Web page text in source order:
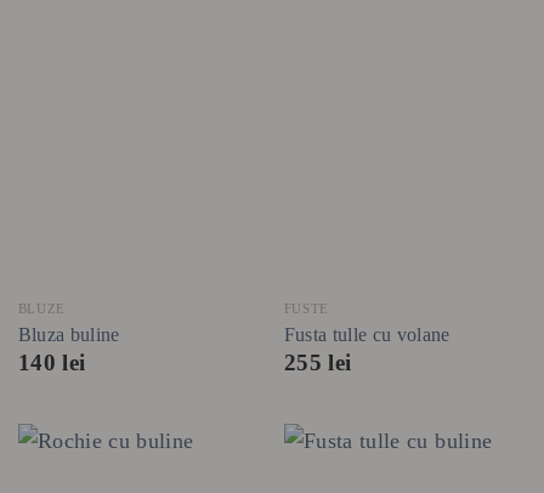
BLUZE
Bluza buline
140lei
FUSTE
Fusta tulle cu volane
255lei